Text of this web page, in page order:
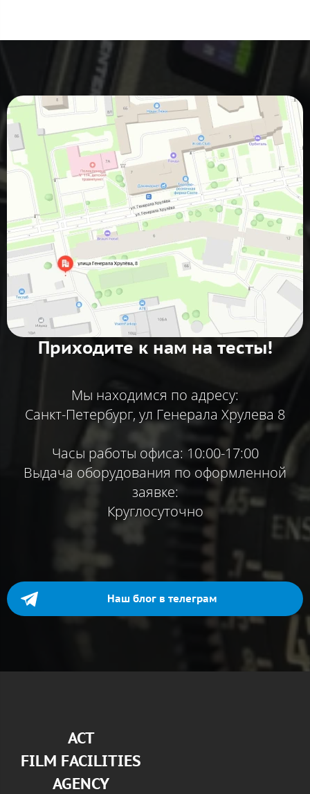
Приходите к нам на тесты!
Мы находимся по адресу:
Санкт-Петербург, ул Генерала Хрулева 8
Часы работы офиса: 10:00-17:00
Выдача оборудования по оформленной
заявке:
Круглосуточно
Наш блог в телеграм
АСТ
FILM FACILITIES
AGENCY